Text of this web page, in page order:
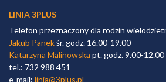
LINIA 3PLUS
Telefon przeznaczony dla rodzin
Jakub Panekśr. godz. 16.00-19.00
Katarzyna Malinowska pt. godz. 9.00-12.00
tel.: 732 988 451
e-mail: linia@3plus.pl